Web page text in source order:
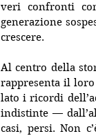
veri confronti
generazione
crescere.
Al centro della
rappresenta il
lato i ricordi
indistinte —
casi, persi. Non